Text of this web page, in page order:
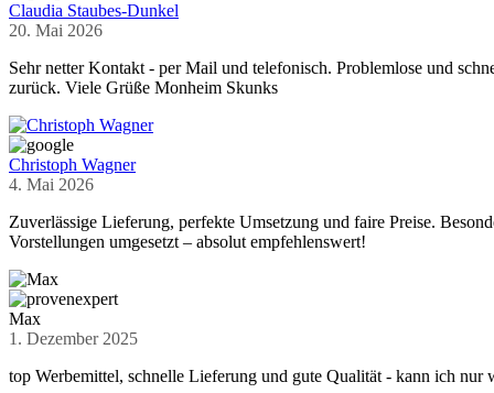
Claudia Staubes-Dunkel
20. Mai 2026
Sehr netter Kontakt - per Mail und telefonisch. Problemlose und
zurück. Viele Grüße Monheim Skunks
Christoph Wagner
4. Mai 2026
Zuverlässige Lieferung, perfekte Umsetzung und faire Preise.
Vorstellungen umgesetzt – absolut empfehlenswert!
Max
1. Dezember 2025
top Werbemittel, schnelle Lieferung und gute Qualität - kann ich nur